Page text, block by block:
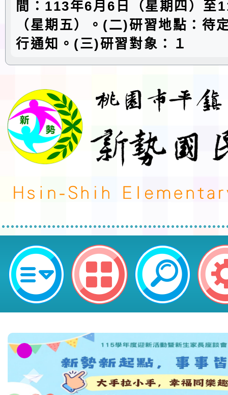
間：113年6月6日（星期四）至
（星期五）。(二)研習地點：待
行通知。(三)研習對象：１
neilctes網站設計者：徐嘉裕